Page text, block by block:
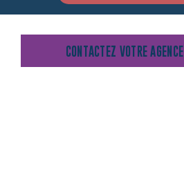
CONTACTEZ VOTRE AGENCE